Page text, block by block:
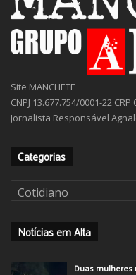
Site MANCHETE
CNPJ 13.677.754/0001-22 CRP
Jornalista Responsável
Categorias
Categorias
Notícias em Alta
Duas